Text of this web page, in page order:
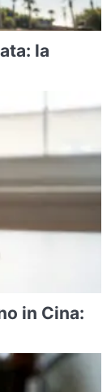
la
in Cina: